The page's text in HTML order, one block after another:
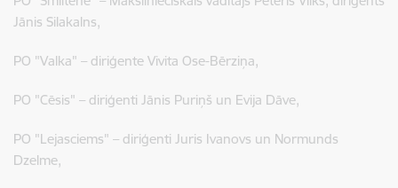
Jānis Silakalns,
PO "Valka" – diriģente Vivita Ose-Bērziņa,
PO "Cēsis" – diriģenti Jānis Puriņš un Evija Dāve,
PO "Lejasciems" – diriģenti Juris Ivanovs un Normunds
Dzelme,